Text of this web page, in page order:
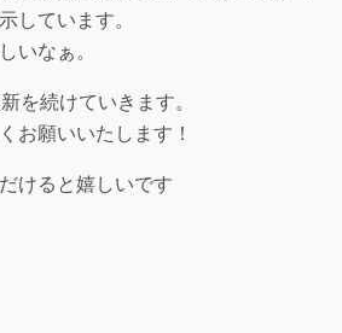
しています。
いなぁ。
を続けていきます。
お願いいたします！
けると嬉しいです